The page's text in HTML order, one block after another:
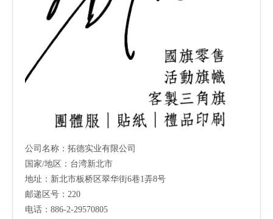
公司名称：拓德实业有限公司
国家/地区：台湾新北市
地址：新北市板桥区翠华街6巷1弄8号
邮递区号：220
电话：886-2-29570805